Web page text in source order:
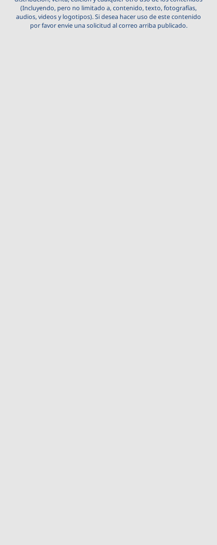
(Incluyendo, pero no limitado a, contenido, texto, fotografías,
audios, videos y logotipos). Si desea hacer uso de este contenido
por favor envie una solicitud al correo arriba publicado.